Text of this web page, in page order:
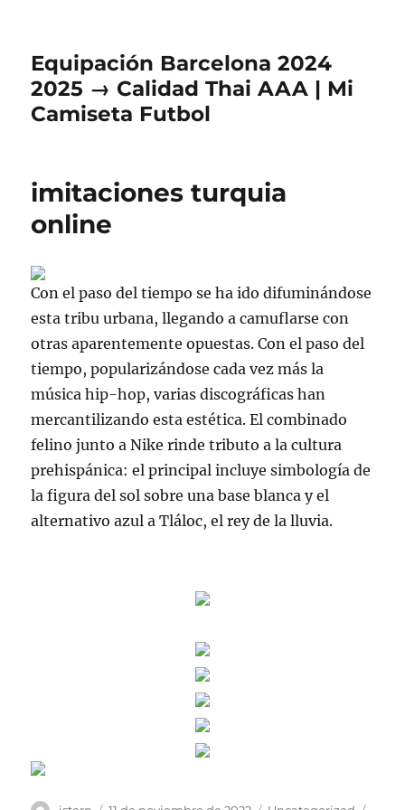
Equipación Barcelona 2024
2025 → Calidad Thai AAA | Mi
Camiseta Futbol
imitaciones turquia
online
Con el paso del tiempo se ha ido difuminándose
esta tribu urbana, llegando a camuflarse con
otras aparentemente opuestas. Con el paso del
tiempo, popularizándose cada vez más la
música hip-hop, varias discográficas han
mercantilizando esta estética. El combinado
felino junto a Nike rinde tributo a la cultura
prehispánica: el principal incluye simbología de
la figura del sol sobre una base blanca y el
alternativo azul a Tláloc, el rey de la lluvia.